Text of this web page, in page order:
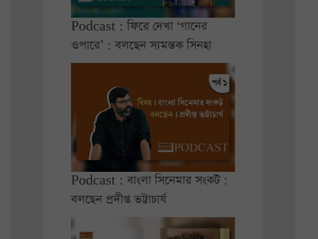
Podcast : ফিরে দেখা ‘গানের
ওপারে’ : বলছেন স্যমন্তক সিনহা
Podcast : বাংলা সিনেমার সংকট :
বলছেন প্রদীপ্ত ভট্টাচার্য